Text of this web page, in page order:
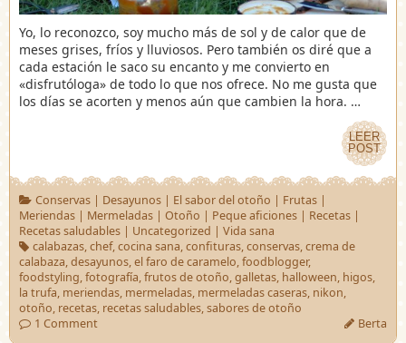
Yo, lo reconozco, soy mucho más de sol y de calor que de
meses grises, fríos y lluviosos. Pero también os diré que a
cada estación le saco su encanto y me convierto en
«disfrutóloga» de todo lo que nos ofrece. No me gusta que
los días se acorten y menos aún que cambien la hora. …
LEER
POST
LEER
POST
Conservas| Desayunos| El sabor del otoño | Frutas|
Meriendas | Mermeladas | Otoño | Peque aficiones | Recetas |
Recetas saludables | Uncategorized | Vida sana
calabazas,chef,cocina sana,confituras,conservas,crema de
calabaza,desayunos,el faro de caramelo,foodblogger,
foodstyling,fotografía,frutos de otoño,galletas, halloween, higos,
la trufa, meriendas, mermeladas, mermeladas caseras, nikon,
otoño, recetas, recetas saludables,sabores de otoño
1 Comment
Berta